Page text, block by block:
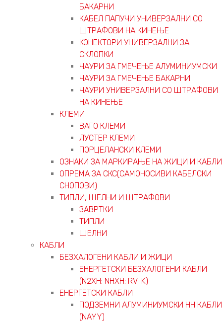
БАКАРНИ
КАБЕЛ ПАПУЧИ УНИВЕРЗАЛНИ СО
ШТРАФОВИ НА КИНЕЊЕ
КОНЕКТОРИ УНИВЕРЗАЛНИ ЗА
СКЛОПКИ
ЧАУРИ ЗА ГМЕЧЕЊЕ АЛУМИНИУМСКИ
ЧАУРИ ЗА ГМЕЧЕЊЕ БАКАРНИ
ЧАУРИ УНИВЕРЗАЛНИ СО ШТРАФОВИ
НА КИНЕЊЕ
КЛЕМИ
ВАГО КЛЕМИ
ЛУСТЕР КЛЕМИ
ПОРЦЕЛАНСКИ КЛЕМИ
ОЗНАКИ ЗА МАРКИРАЊЕ НА ЖИЦИ И КАБЛИ
ОПРЕМА ЗА СКС(САМОНОСИВИ КАБЕЛСКИ
СНОПОВИ)
ТИПЛИ, ШЕЛНИ И ШТРАФОВИ
ЗАВРТКИ
ТИПЛИ
ШЕЛНИ
КАБЛИ
БЕЗХАЛОГЕНИ КАБЛИ И ЖИЦИ
ЕНЕРГЕТСКИ БЕЗХАЛОГЕНИ КАБЛИ
(N2XH; NHXH; RV-K)
ЕНЕРГЕТСКИ КАБЛИ
ПОДЗЕМНИ АЛУМИНИУМСКИ НН КАБЛИ
(NAYY)